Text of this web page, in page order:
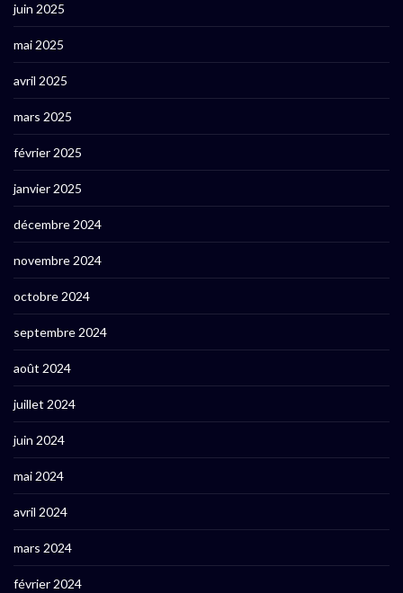
juin 2025
mai 2025
avril 2025
mars 2025
février 2025
janvier 2025
décembre 2024
novembre 2024
octobre 2024
septembre 2024
août 2024
juillet 2024
juin 2024
mai 2024
avril 2024
mars 2024
février 2024